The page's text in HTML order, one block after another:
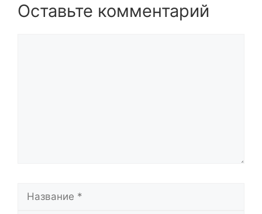
Оставьте комментарий